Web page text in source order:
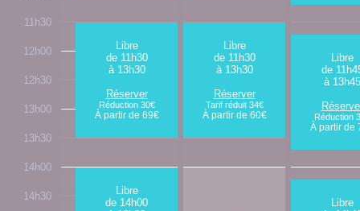
11h30
12h00
12h30
13h00
13h30
14h00
14h30
Libre
de 11h30
à 13h30
Réserver
Réduction 30€
À partir de 69€
Libre
de 14h00
Libre
de 11h30
à 13h30
Réserver
Tarif réduit 34€
À partir de 60€
Libre
de
à 13h45
Réduction
À partir de
Libre